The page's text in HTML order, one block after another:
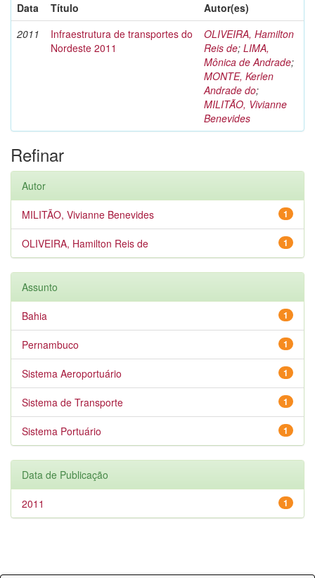
Data
Título
Autor(es)
2011
Infraestrutura de transportes do
Nordeste 2011
OLIVEIRA, Hamilton
Reis de; LIMA,
Mônica de Andrade;
MONTE, Kerlen
Andrade do;
MILITÃO, Vivianne
Benevides
Refinar
Autor
1
MILITÃO, Vivianne Benevides
1
OLIVEIRA, Hamilton Reis de
Assunto
1
Bahia
1
Pernambuco
1
Sistema Aeroportuário
1
Sistema de Transporte
1
Sistema Portuário
Data de Publicação
1
2011